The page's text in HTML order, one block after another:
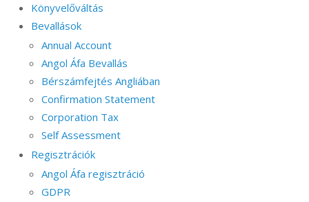
Könyvelőváltás
Bevallások
Annual Account
Angol Áfa Bevallás
Bérszámfejtés Angliában
Confirmation Statement
Corporation Tax
Self Assessment
Regisztrációk
Angol Áfa regisztráció
GDPR